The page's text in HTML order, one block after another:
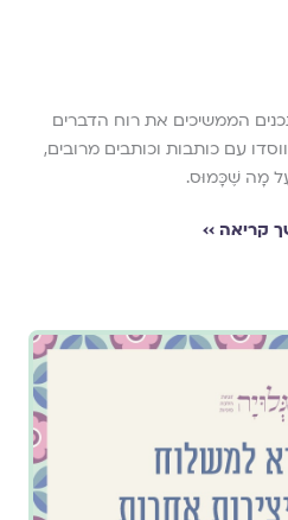
הממשיכים את רוח הדברים
עם כותבות וכותבים מרובים,
מָה שֶׁכָּמוּס.
קריאה ››